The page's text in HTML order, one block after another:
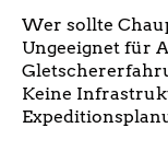
Wer sollte
Ungeeignet für
Keine